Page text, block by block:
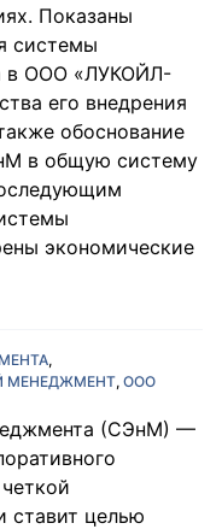
Показаны
системы
в ООО «ЛУКОЙЛ-
его внедрения
обоснование
в общую систему
экономические
,
МЕНЕДЖМЕНТ, ООО
(СЭнМ) —
ставит целью